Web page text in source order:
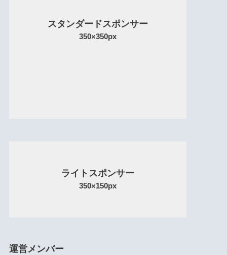
スタンダードスポンサー
350×350px
ライトスポンサー
350×150px
運営メンバー